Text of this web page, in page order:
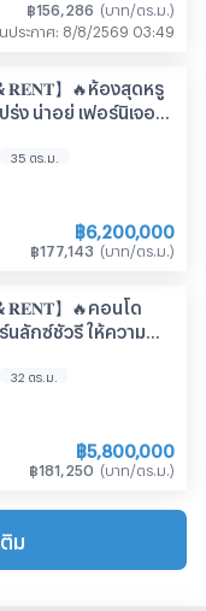
฿156,286 (บาท/ตร.ม. )
ประกาศ: 8/8/2569 03:49
𝐑𝐄𝐍𝐓】🔥ห้องสุดหรู
ง น่าอยู่ เฟอร์นิเจอร์
ต่อไลน์ไอดี:
35 ตร.ม.
฿6,200,000
฿177,143 (บาท/ตร.ม. )
𝐑𝐄𝐍𝐓】🔥คอนโด
นลักซ์ชัวรี ให้ความ
@hacondo
32 ตร.ม.
฿5,800,000
฿181,250 (บาท/ตร.ม. )
ม